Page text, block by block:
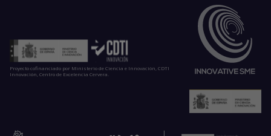
Proyecto cofinanciado por Ministerio de Ciencia e Innovación, CDTI
Innovación, Centro de Excelencia Cervera.